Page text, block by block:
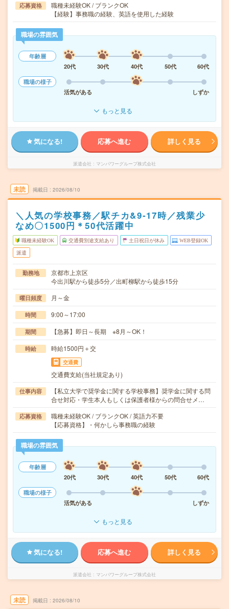
応募資格
職種未経験OK / ブランクOK
【経験】事務職の経験、英語を使用した経験
職場の雰囲気
年齢層
20代
30代 40代 50代
60代
職場の様子
活気がある
しずか
もっと見る
気になる! 応募へ進む 詳しく見る
派遣会社 マンパワーグループ株式会社
未読 掲載日 2026/08/10
＼人気の学校事務／駅チカ&9‐17時／残業少
なめ〇1500円＊50代活躍中
職種未経験OK 交通費別途支給あり 土日祝日が休み WEB登録OK
派遣
勤務地
京都市上京区
今出川駅から徒歩5分／出町柳駅から徒歩15分
曜日頻度 月～金
時間 9:00～17:00
期間 【急募】即日～長期 ※8月～OK！
時給 時給1500円＋交
交通費
交通費支給(当社規定あり)
仕事内容
【私立大学で奨学金に関する学校事務】奨学金に関する問
合せ対応・学生本人もしくは保護者様からの問合せメ…
応募資格
職種未経験OK / ブランクOK / 英語力不要
【応募資格】・何かしら事務職の経験
職場の雰囲気
年齢層
20代
30代 40代 50代
60代
職場の様子
活気がある
しずか
もっと見る
気になる! 応募へ進む 詳しく見る
派遣会社 マンパワーグループ株式会社
未読 掲載日 2026/08/10